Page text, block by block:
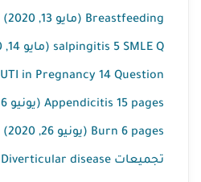
Breastfeeding (مايو 13, 2020)
salpingitis 5 SMLE Q (مايو 14, 2020)
UTI in Pregnancy 14 Question (مايو 14, 2020)
Appendicitis 15 pages (يونيو 26, 2020)
Burn 6 pages (يونيو 26, 2020)
تجميعات Diverticular disease (يونيو 26, 2020)